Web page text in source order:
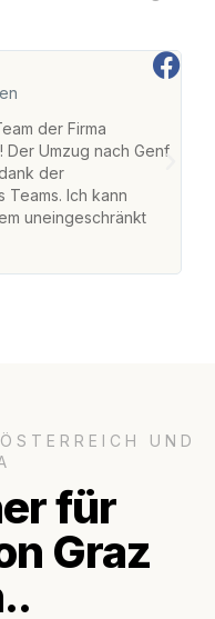
der Firma
Der Umzug nach Genf
der
Ich kann
uneingeschränkt
UND
für
Graz